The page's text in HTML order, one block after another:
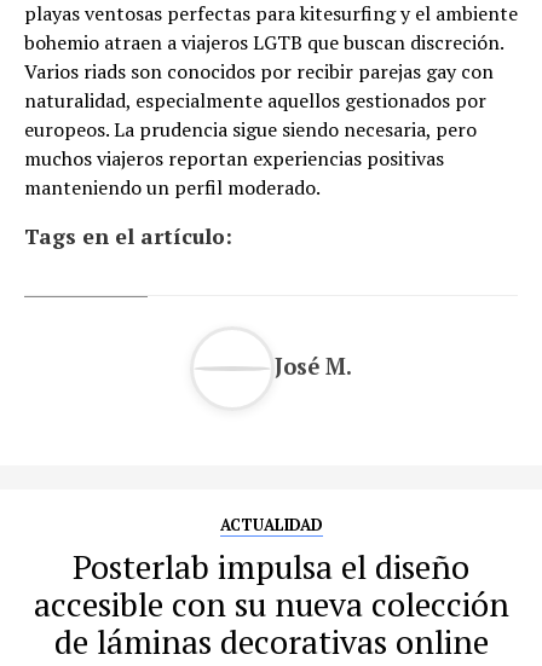
playas ventosas perfectas para kitesurfing y el ambiente
bohemio atraen a viajeros LGTB que buscan discreción.
Varios riads son conocidos por recibir parejas gay con
naturalidad, especialmente aquellos gestionados por
europeos. La prudencia sigue siendo necesaria, pero
muchos viajeros reportan experiencias positivas
manteniendo un perfil moderado.
Tags en el artículo:
José M.
ACTUALIDAD
Posterlab impulsa el diseño
accesible con su nueva colección
de láminas decorativas online